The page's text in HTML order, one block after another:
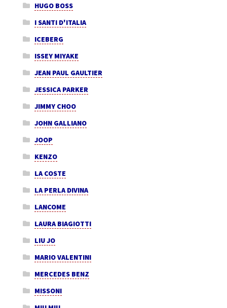
HUGO BOSS
I SANTI D'ITALIA
ICEBERG
ISSEY MIYAKE
JEAN PAUL GAULTIER
JESSICA PARKER
JIMMY CHOO
JOHN GALLIANO
JOOP
KENZO
LA COSTE
LA PERLA DIVINA
LANCOME
LAURA BIAGIOTTI
LIU JO
MARIO VALENTINI
MERCEDES BENZ
MISSONI